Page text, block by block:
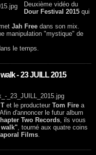
Deuxième vidéo du
Dour Festival 2015 qui
Jah Free dans son mix.
manipulation "mystique" de
le temps.
- 23 JUILL 2015
et le producteur Tom Fire a
d'annoncer le futur album
Two Records , ils vous
walk" , tourné aux quatre coins
Films